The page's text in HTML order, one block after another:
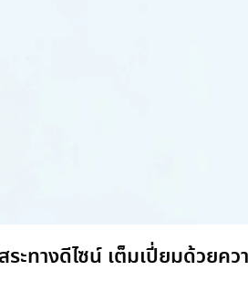
ทางดีไซน์ เต็มเปี่ยมด้วยค